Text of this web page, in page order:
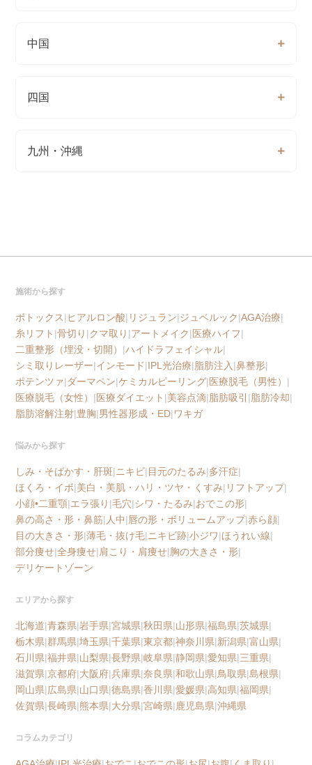
中国
四国
九州・沖縄
施術から探す
ボトックス|ヒアルロン酸| リジュラン|ジュベルック|AGA治療|
糸リフト |骨切り |クマ取り |アートメイク|医療ハイフ|
二重整形（埋没・切開） |ハイドラフェイシャル|
シミ取りレーザー|インモード|IPL光治療|脂肪注入 |鼻整形|
ポテンツァ|ダーマペン|ケミカルピーリング|医療脱毛（男性） |
医療脱毛（女性） |医療ダイエット |美容点滴|脂肪吸引 |脂肪冷却|
脂肪溶解注射|豊胸|男性器形成・ED|ワキガ
悩みから探す
しみ・そばかす・肝斑| ニキビ|目元のたるみ|多汗症|
ほくろ・イボ|美白・美肌・ハリ・ツヤ・くすみ| リフトアップ|
小顔•二重顎|エラ張り |毛穴|シワ・たるみ|おでこの形|
鼻の高さ・形・鼻筋| 人中|唇の形・ボリュームアップ|赤ら顔|
目の大きさ・形|薄毛・抜け毛| ニキビ跡|小ジワ|ほうれい線|
部分痩せ|全身痩せ|肩こり・肩痩せ|胸の大きさ・形|
デリケートゾーン
エリアから探す
北海道|青森県|岩手県|宮城県|秋田県|山形県|福島県|茨城県|
栃木県|群馬県|埼玉県|千葉県|東京都|神奈川県|新潟県|富山県|
石川県|福井県|山梨県|長野県|岐阜県|静岡県|愛知県|三重県|
滋賀県|京都府|大阪府|兵庫県|奈良県|和歌山県|鳥取県|島根県|
岡山県|広島県|山口県|徳島県|香川県|愛媛県|高知県|福岡県|
佐賀県|長崎県|熊本県|大分県|宮崎県|鹿児島県|沖縄県
コラムカテゴリ